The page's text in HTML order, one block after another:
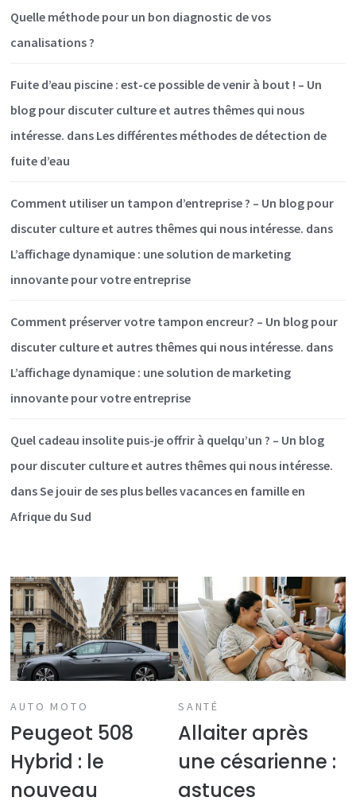
Quelle méthode pour un bon diagnostic de vos
canalisations ?
Fuite d’eau piscine : est-ce possible de venir à bout ! – Un
blog pour discuter culture et autres thêmes qui nous
intéresse. dans Les différentes méthodes de détection de
fuite d’eau
Comment utiliser un tampon d’entreprise ? – Un blog pour
discuter culture et autres thêmes qui nous intéresse. dans
L’affichage dynamique : une solution de marketing
innovante pour votre entreprise
Comment préserver votre tampon encreur? – Un blog pour
discuter culture et autres thêmes qui nous intéresse. dans
L’affichage dynamique : une solution de marketing
innovante pour votre entreprise
Quel cadeau insolite puis-je offrir à quelqu’un ? – Un blog
pour discuter culture et autres thêmes qui nous intéresse.
dansSe jouir de ses plus belles vacances en famille en
Afrique du Sud
AUTO MOTO
Peugeot 508
Hybrid : le
nouveau
SANTÉ
Allaiter après
une césarienne :
astuces